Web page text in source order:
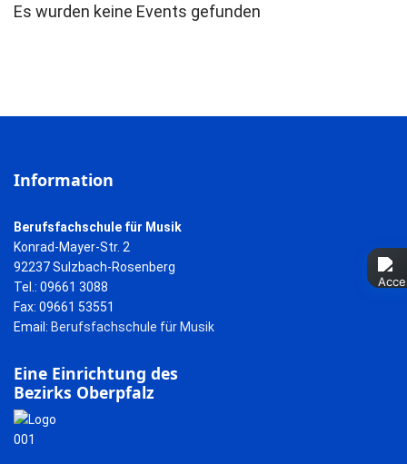
Es wurden keine Events gefunden
Information
Berufsfachschule für Musik
Konrad-Mayer-Str. 2
92237 Sulzbach-Rosenberg
Tel.: 09661 3088
Fax: 09661 53551
Email: Berufsfachschule für Musik
Eine Einrichtung des
Bezirks Oberpfalz